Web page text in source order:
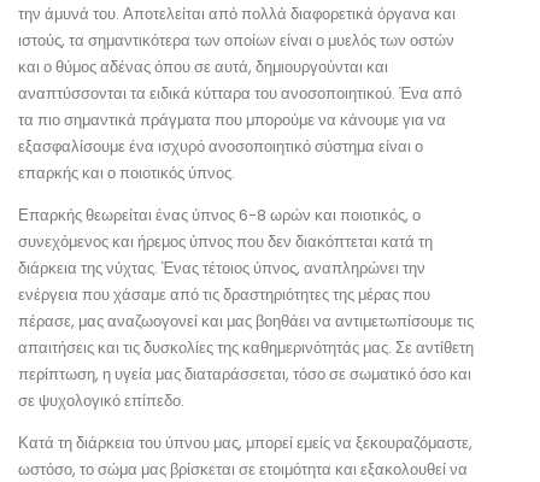
την άμυνά του. Αποτελείται από πολλά διαφορετικά όργανα και
ιστούς, τα σημαντικότερα των οποίων είναι ο μυελός των οστών
και ο θύμος αδένας όπου σε αυτά, δημιουργούνται και
αναπτύσσονται τα ειδικά κύτταρα του ανοσοποιητικού. Ένα από
τα πιο σημαντικά πράγματα που μπορούμε να κάνουμε για να
εξασφαλίσουμε ένα ισχυρό ανοσοποιητικό σύστημα είναι ο
επαρκής και ο ποιοτικός ύπνος.
Επαρκής θεωρείται ένας ύπνος 6-8 ωρών και ποιοτικός, ο
συνεχόμενος και ήρεμος ύπνος που δεν διακόπτεται κατά τη
διάρκεια της νύχτας. Ένας τέτοιος ύπνος, αναπληρώνει την
ενέργεια που χάσαμε από τις δραστηριότητες της μέρας που
πέρασε, μας αναζωογονεί και μας βοηθάει να αντιμετωπίσουμε τις
απαιτήσεις και τις δυσκολίες της καθημερινότητάς μας. Σε αντίθετη
περίπτωση, η υγεία μας διαταράσσεται, τόσο σε σωματικό όσο και
σε ψυχολογικό επίπεδο.
Κατά τη διάρκεια του ύπνου μας, μπορεί εμείς να ξεκουραζόμαστε,
ωστόσο, το σώμα μας βρίσκεται σε ετοιμότητα και εξακολουθεί να